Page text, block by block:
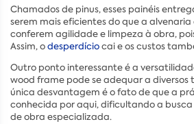
Chamados de pinus, esses painéis
serem mais eficientes do que a
conferem agilidade e limpeza à obra,
Assim, odesperdíciocai e os custos
Outro ponto interessante é a
wood frame pode se adequar a diversos
única desvantagem é o fato de que a
conhecida por aqui, dificultando a
de obra especializada.